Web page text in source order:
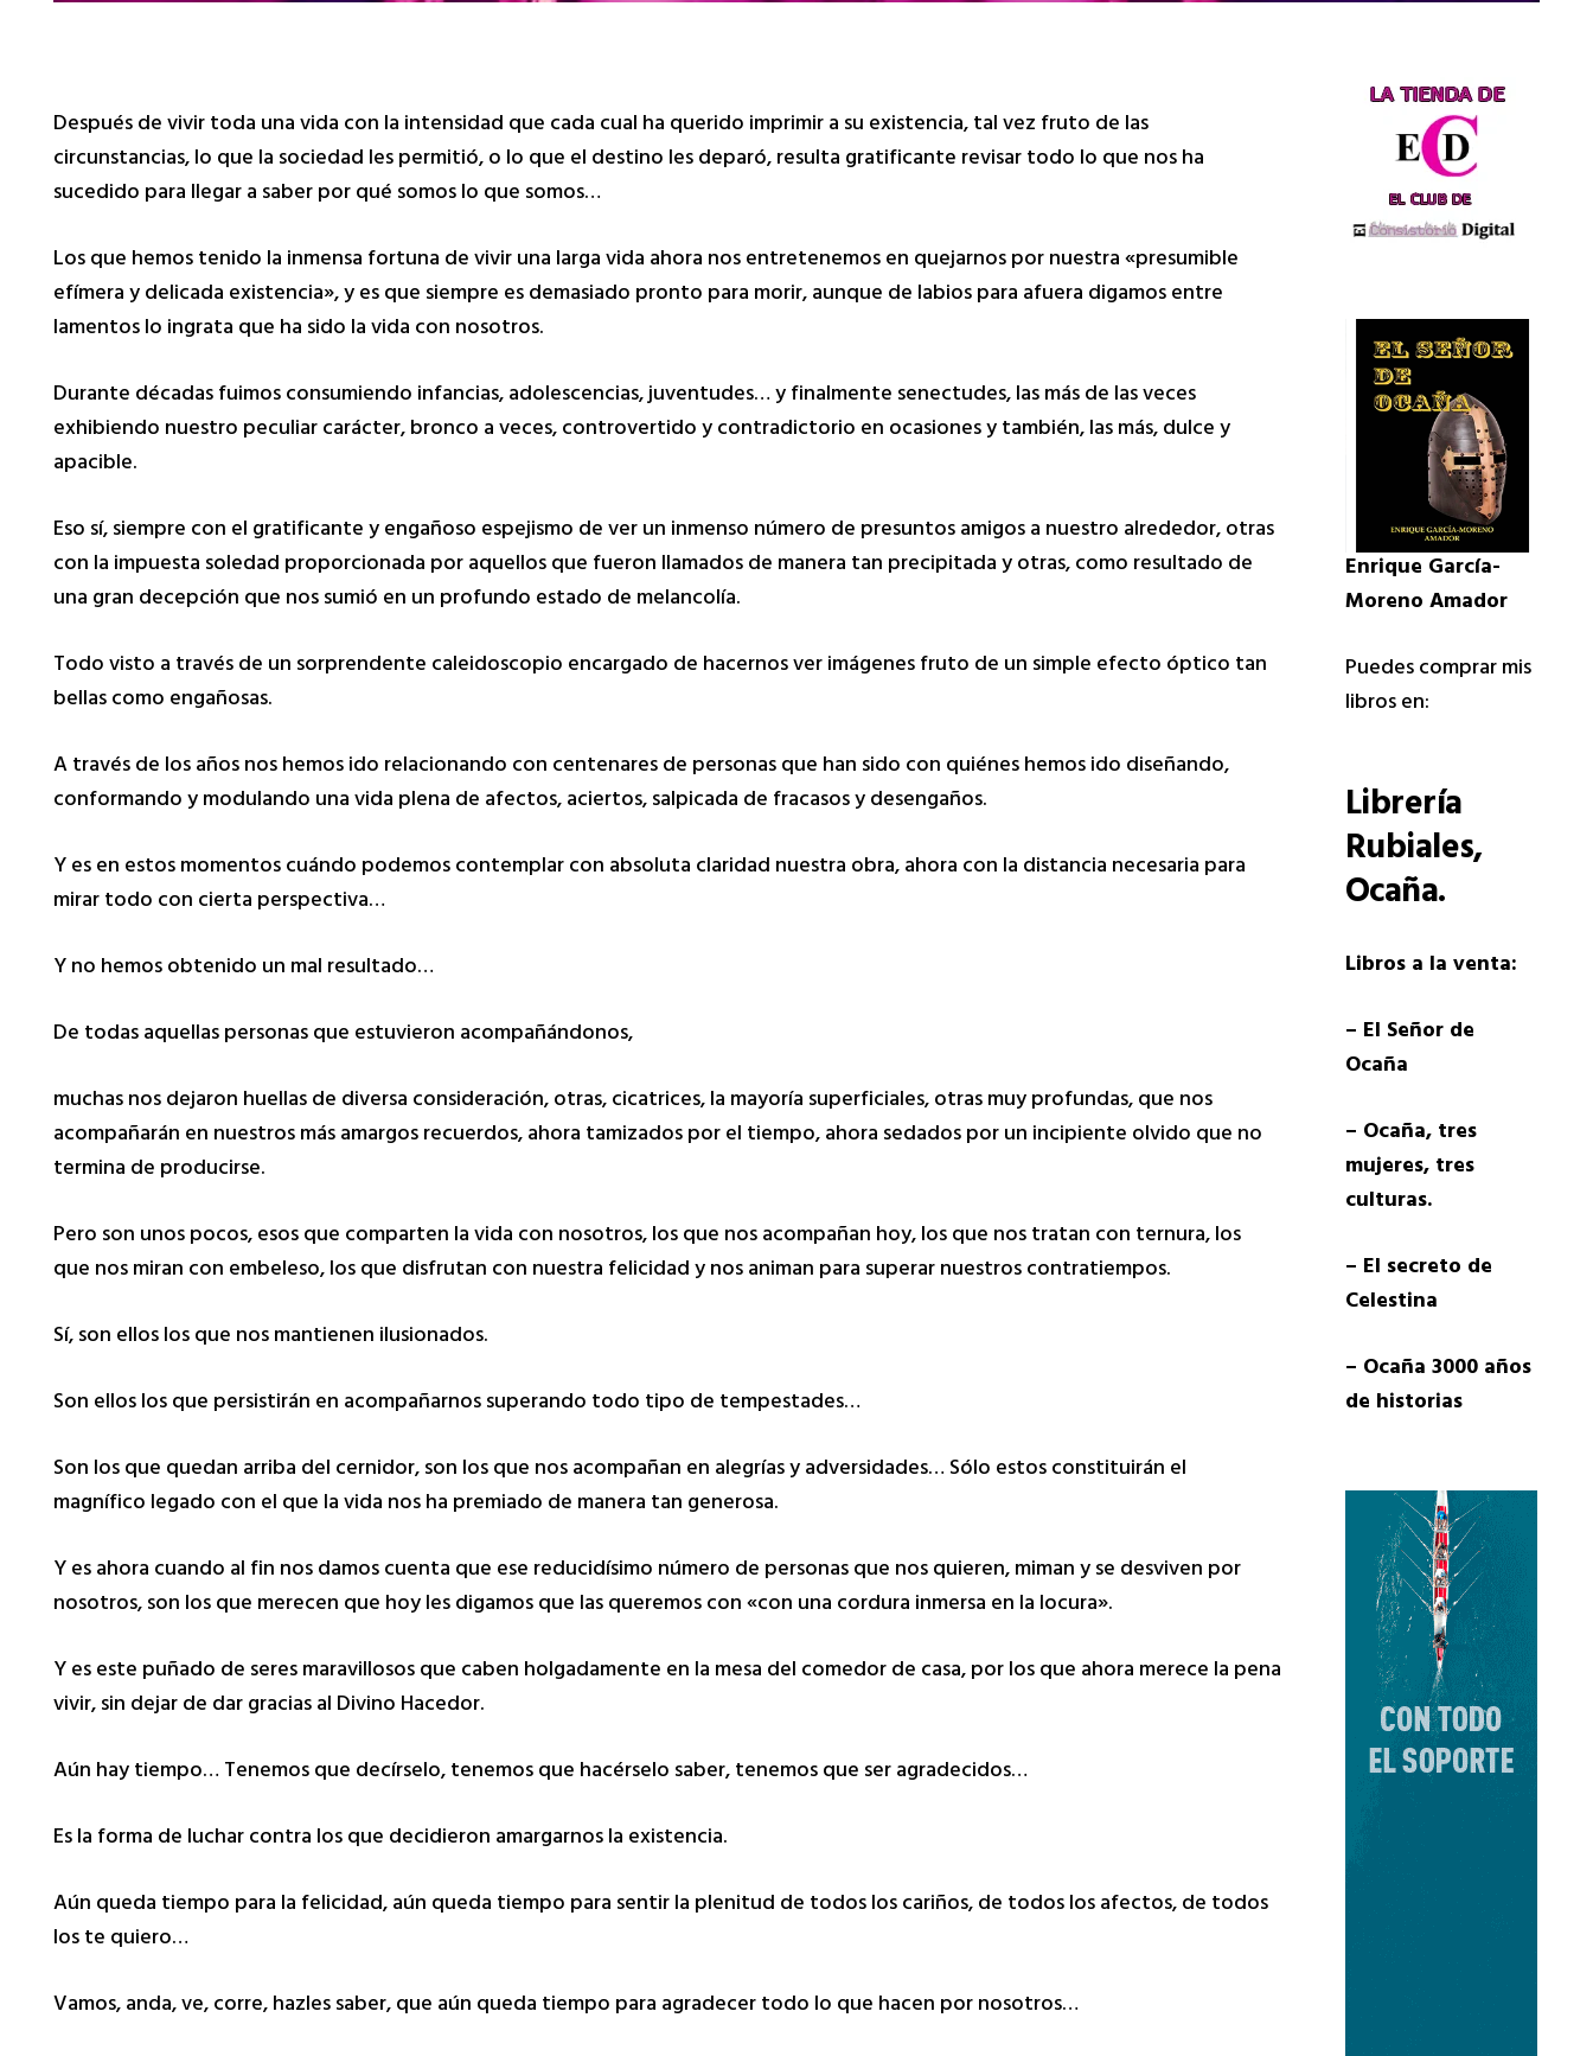
Después de vivir toda una vida con la intensidad que cada cual ha querido imprimir a su existencia, tal vez fruto de las
circunstancias, lo que la sociedad les permitió, o lo que el destino les deparó, resulta gratificante revisar todo lo que nos ha
sucedido para llegar a saber por qué somos lo que somos…
Los que hemos tenido la inmensa fortuna de vivir una larga vida ahora nos entretenemos en quejarnos por nuestra «presumible
efímera y delicada existencia», y es que siempre es demasiado pronto para morir, aunque de labios para afuera digamos entre
lamentos lo ingrata que ha sido la vida con nosotros.
Durante décadas fuimos consumiendo infancias, adolescencias, juventudes… y finalmente senectudes, las más de las veces
exhibiendo nuestro peculiar carácter, bronco a veces, controvertido y contradictorio en ocasiones y también, las más, dulce y
apacible.
Eso sí, siempre con el gratificante y engañoso espejismo de ver un inmenso número de presuntos amigos a nuestro alrededor, otras
con la impuesta soledad proporcionada por aquellos que fueron llamados de manera tan precipitada y otras, como resultado de
una gran decepción que nos sumió en un profundo estado de melancolía.
Todo visto a través de un sorprendente caleidoscopio encargado de hacernos ver imágenes fruto de un simple efecto óptico tan
bellas como engañosas.
A través de los años nos hemos ido relacionando con centenares de personas que han sido con quiénes hemos ido diseñando,
conformando y modulando una vida plena de afectos, aciertos, salpicada de fracasos y desengaños.
Y es en estos momentos cuándo podemos contemplar con absoluta claridad nuestra obra, ahora con la distancia necesaria para
mirar todo con cierta perspectiva…
Y no hemos obtenido un mal resultado…
De todas aquellas personas que estuvieron acompañándonos,
muchas nos dejaron huellas de diversa consideración, otras, cicatrices, la mayoría superficiales, otras muy profundas, que nos
acompañarán en nuestros más amargos recuerdos, ahora tamizados por el tiempo, ahora sedados por un incipiente olvido que no
termina de producirse.
Pero son unos pocos, esos que comparten la vida con nosotros, los que nos acompañan hoy, los que nos tratan con ternura, los
que nos miran con embeleso, los que disfrutan con nuestra felicidad y nos animan para superar nuestros contratiempos.
Sí, son ellos los que nos mantienen ilusionados.
Son ellos los que persistirán en acompañarnos superando todo tipo de tempestades…
Son los que quedan arriba del cernidor, son los que nos acompañan en alegrías y adversidades… Sólo estos constituirán el
magnífico legado con el que la vida nos ha premiado de manera tan generosa.
Y es ahora cuando al fin nos damos cuenta que ese reducidísimo número de personas que nos quieren, miman y se desviven por
nosotros, son los que merecen que hoy les digamos que las queremos con «con una cordura inmersa en la locura».
Y es este puñado de seres maravillosos que caben holgadamente en la mesa del comedor de casa, por los que ahora merece la pena
vivir, sin dejar de dar gracias al Divino Hacedor.
Aún hay tiempo… Tenemos que decírselo, tenemos que hacérselo saber, tenemos que ser agradecidos…
Es la forma de luchar contra los que decidieron amargarnos la existencia.
Aún queda tiempo para la felicidad, aún queda tiempo para sentir la plenitud de todos los cariños, de todos los afectos, de todos
los te quiero…
Vamos, anda, ve, corre, hazles saber, que aún queda tiempo para agradecer todo lo que hacen por nosotros…
Enrique García-
Moreno Amador
Puedes comprar mis
libros en:
Librería
Rubiales,
Ocaña.
Libros a la venta:
– El Señor de
Ocaña
– Ocaña, tres
mujeres, tres
culturas.
– El secreto de
Celestina
– Ocaña 3000 años
de historias